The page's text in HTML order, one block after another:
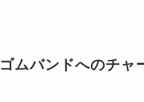
ゴムバンドへのチャ